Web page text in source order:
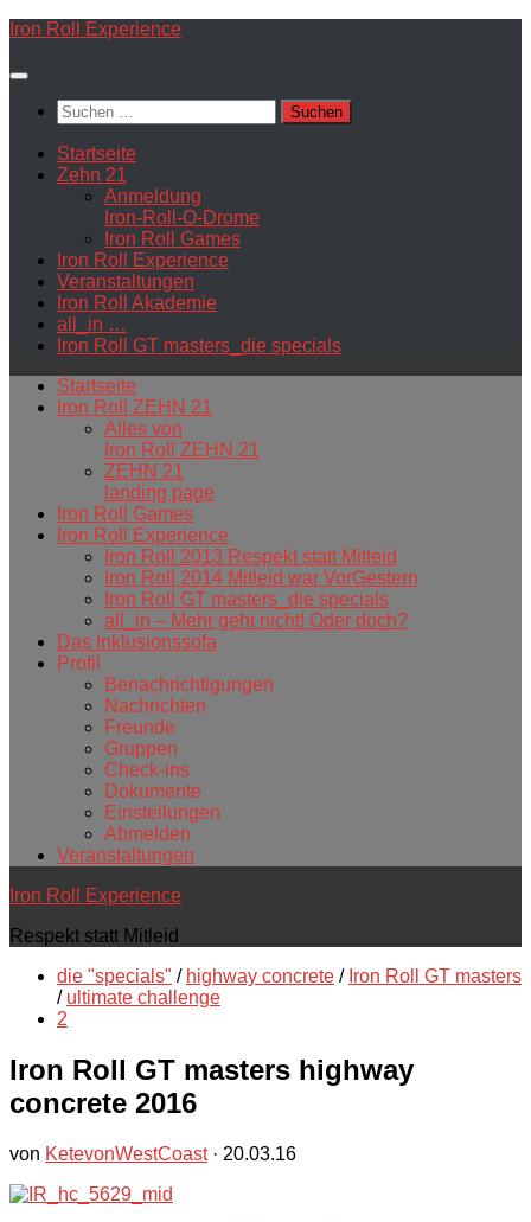
Zum
springen
Iron Roll Experience
Suchen
nach:
Startseite
Zehn 21
Anmeldung
Iron-Roll-O-Drome
Iron Roll Games
Iron Roll Experience
Veranstaltungen
Iron Roll Akademie
all_in …
Iron Roll GT masters_die specials
Startseite
Iron Roll ZEHN 21
Alles von
Iron Roll ZEHN 21
ZEHN 21
landing page
Iron Roll Games
Iron Roll Experience
Iron Roll 2013 Respekt statt Mitleid
Iron Roll 2014 Mitleid war VorGestern
Iron Roll GT masters_die specials
all_in – Mehr geht nicht! Oder doch?
Das Inklusionssofa
Profil
Benachrichtigungen
Nachrichten
Freunde
Gruppen
Check-ins
Dokumente
Einstellungen
Abmelden
Veranstaltungen
Iron Roll Experience
Respekt statt Mitleid
die "specials" / highway concrete / Iron Roll GT masters
/ ultimate challenge
2
Iron Roll GT masters highway
concrete 2016
von KetevonWestCoast · 20.03.16